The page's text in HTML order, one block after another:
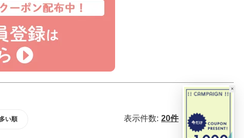
い順 表示件数: 20件 40件
×